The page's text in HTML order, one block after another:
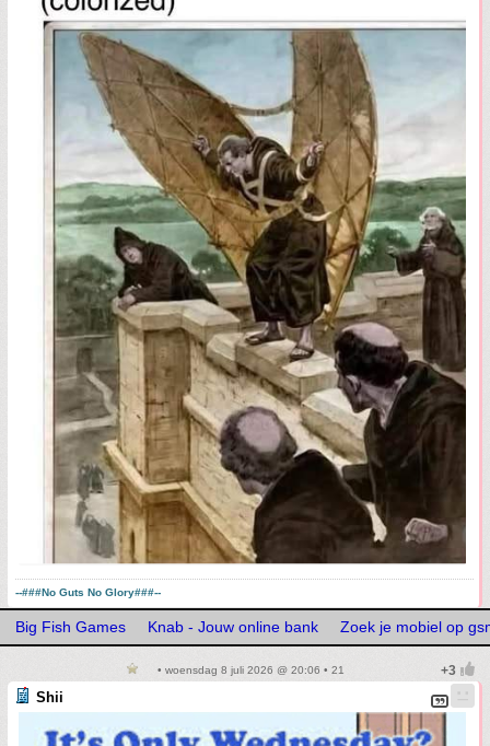
--###No Guts No Glory###--
Big Fish Games Knab - Jouw online bank Zoek je mobiel op
• woensdag 8 juli 2026 @ 20:06 • 21
Shii